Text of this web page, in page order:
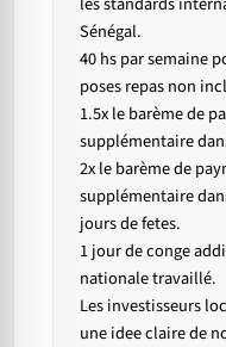
Sénégal.
40 hs par semaine
poses repas non
1.5x le barème de
supplémentaire
2x le barème de
supplémentaire
jours de fetes.
1 jour de conge
nationale travaillé.
Les investisseurs
une idee claire de